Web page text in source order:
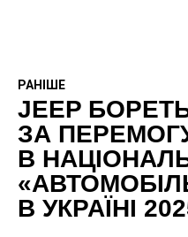
РАНІШЕ
JEEP
ЗА
В
В УКРАЇНІ